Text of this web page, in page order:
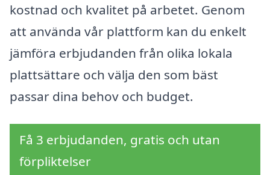
kostnad och kvalitet på arbetet. Genom
att använda vår plattform kan du enkelt
jämföra erbjudanden från olika lokala
plattsättare och välja den som bäst
passar dina behov och budget.
Få 3 erbjudanden, gratis och utan
förpliktelser